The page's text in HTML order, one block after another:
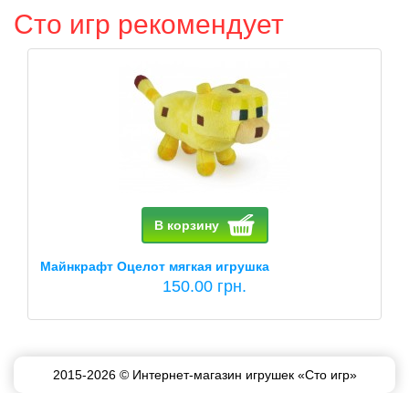
Сто игр рекомендует
В корзину
Майнкрафт Оцелот мягкая игрушка
150.00 грн.
2015-2026 © Интернет-магазин игрушек «Сто игр»